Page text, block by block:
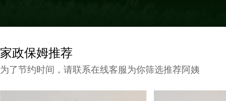
家政保姆推荐
为了节约时间，请联系在线客服为你筛选推荐阿姨